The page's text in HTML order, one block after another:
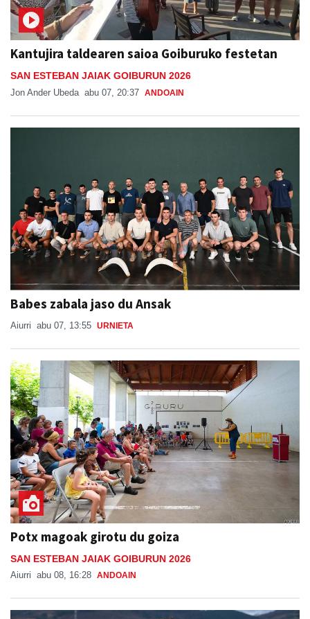
Kantujira taldearen saioa Goiburuko festetan
SAN ESTEBAN JAIAK GOIBURUN 2026
Jon Ander Ubeda abu 07, 20:37 ANDOAIN
Babes zabala jaso du Ansak
Aiurri abu 07, 13:55 URNIETA
Potx magoak girotu du goiza
SAN ESTEBAN JAIAK GOIBURUN 2026
Aiurri abu 08, 16:28 ANDOAIN